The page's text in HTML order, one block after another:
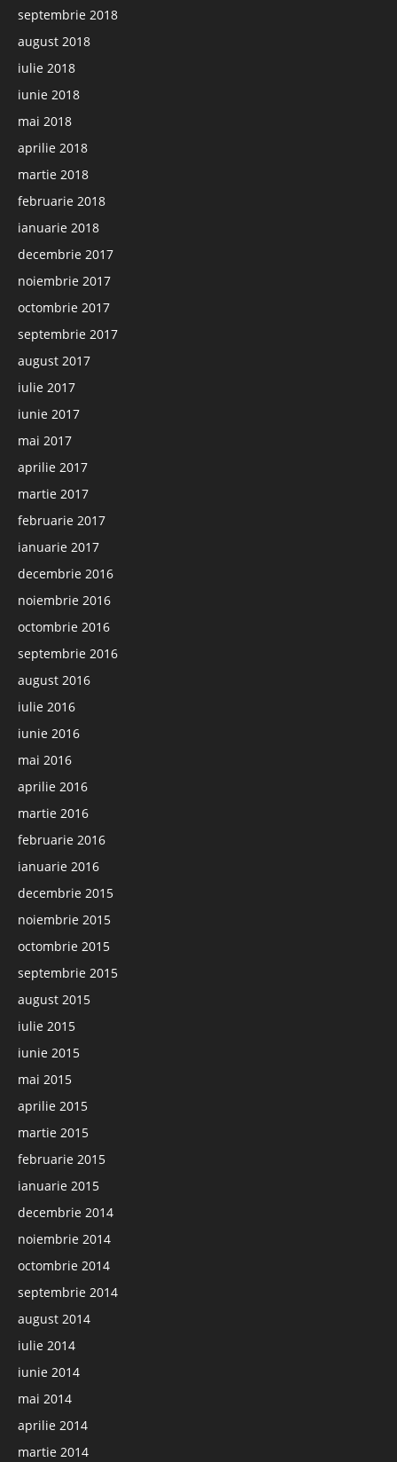
septembrie 2018
august 2018
iulie 2018
iunie 2018
mai 2018
aprilie 2018
martie 2018
februarie 2018
ianuarie 2018
decembrie 2017
noiembrie 2017
octombrie 2017
septembrie 2017
august 2017
iulie 2017
iunie 2017
mai 2017
aprilie 2017
martie 2017
februarie 2017
ianuarie 2017
decembrie 2016
noiembrie 2016
octombrie 2016
septembrie 2016
august 2016
iulie 2016
iunie 2016
mai 2016
aprilie 2016
martie 2016
februarie 2016
ianuarie 2016
decembrie 2015
noiembrie 2015
octombrie 2015
septembrie 2015
august 2015
iulie 2015
iunie 2015
mai 2015
aprilie 2015
martie 2015
februarie 2015
ianuarie 2015
decembrie 2014
noiembrie 2014
octombrie 2014
septembrie 2014
august 2014
iulie 2014
iunie 2014
mai 2014
aprilie 2014
martie 2014